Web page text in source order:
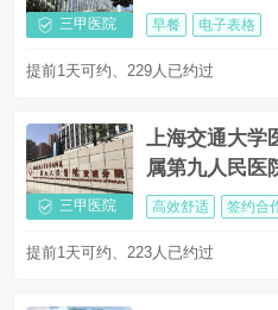
三甲医院
山医院南院）
早餐 电子表格
提前1天可约、229人已约过
三甲医院
上海交通大学
属第九人民医
心
高效舒适 签约合
提前1天可约、223人已约过